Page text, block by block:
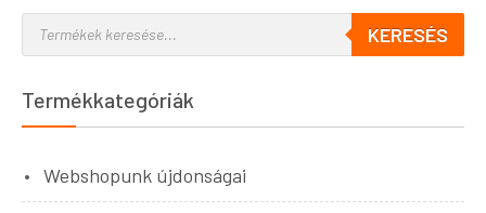
KERESÉS
Termékkategóriák
Webshopunk újdonságai